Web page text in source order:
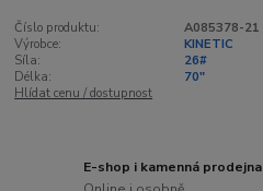
Číslo produktu:
A085378-21
Výrobce:
KINETIC
Síla:
26#
Délka:
70"
Hlídat cenu / dostupnost
E-shop i kamenná prodejna